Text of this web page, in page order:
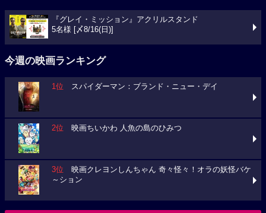
『グレイ・ミッション』アクリルスタンド
5名様 [〆8/16(日)]
今週の映画ランキング
1位 スパイダーマン：ブランド・ニュー・デイ
2位 映画ちいかわ 人魚の島のひみつ
3位 映画クレヨンしんちゃん 奇々怪々！オラの妖怪バケ
～ション